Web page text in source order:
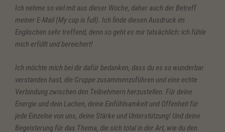
Ich nehme so viel mit aus dieser Woche, daher auch der Betreff
meiner E-Mail (My cup is full). Ich finde diesen Ausdruck im
Englischen sehr treffend, denn so geht es mir tatsächlich: ich fühle
mich erfüllt und bereichert!
Ich möchte mich bei dir dafür bedanken, dass du es so wunderbar
verstanden hast, die Gruppe zusammenzuführen und eine echte
Verbindung zwischen den Teilnehmern herzustellen. Für deine
Energie und dein Lachen, deine Einfühlsamkeit und Offenheit für
jede Einzelne von uns, deine Stärke und Unterstützung! Und deine
Begeisterung für das Thema, die sich total in der Art, wie du den